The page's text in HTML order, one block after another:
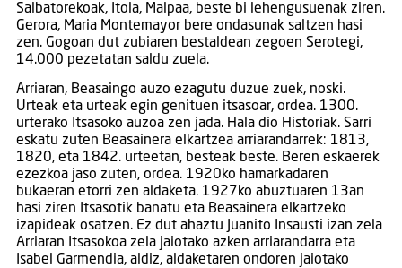
Salbatorekoak, Itola, Malpaa, beste bi lehengusuenak ziren.
Gerora, Maria Montemayor bere ondasunak saltzen hasi
zen. Gogoan dut zubiaren bestaldean zegoen Serotegi,
14.000 pezetatan saldu zuela.
Arriaran, Beasaingo auzo ezagutu duzue zuek, noski.
Urteak eta urteak egin genituen itsasoar, ordea. 1300.
urterako Itsasoko auzoa zen jada. Hala dio Historiak. Sarri
eskatu zuten Beasainera elkartzea arriarandarrek: 1813,
1820, eta 1842. urteetan, besteak beste. Beren eskaerek
ezezkoa jaso zuten, ordea. 1920ko hamarkadaren
bukaeran etorri zen aldaketa. 1927ko abuztuaren 13an
hasi ziren Itsasotik banatu eta Beasainera elkartzeko
izapideak osatzen. Ez dut ahaztu Juanito Insausti izan zela
Arriaran Itsasokoa zela jaiotako azken arriarandarra eta
Isabel Garmendia, aldiz, aldaketaren ondoren jaiotako